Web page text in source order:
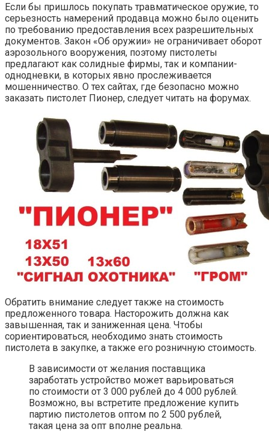
Если бы пришлось покупать травматическое оружие, то
серьезность намерений продавца можно было оценить
по требованию предоставления всех разрешительных
документов. Закон «Об оружии» не ограничивает оборот
аэрозольного вооружения, поэтому пистолеты
предлагают как солидные фирмы, так и компании-
однодневки, в которых явно прослеживается
мошенничество. О тех сайтах, где безопасно можно
заказать пистолет Пионер, следует читать на форумах.
Обратить внимание следует также на стоимость
предложенного товара. Насторожить должна как
завышенная, так и заниженная цена. Чтобы
сориентироваться, необходимо знать стоимость
пистолета в закупке, а также его розничную стоимость.
В зависимости от желания поставщика
заработать устройство может варьироваться
по стоимости от 3 000 рублей до 4 000 рублей.
Возможно, вы встретите предложение купить
партию пистолетов оптом по 2 500 рублей,
такая цена за опт вполне реальна.